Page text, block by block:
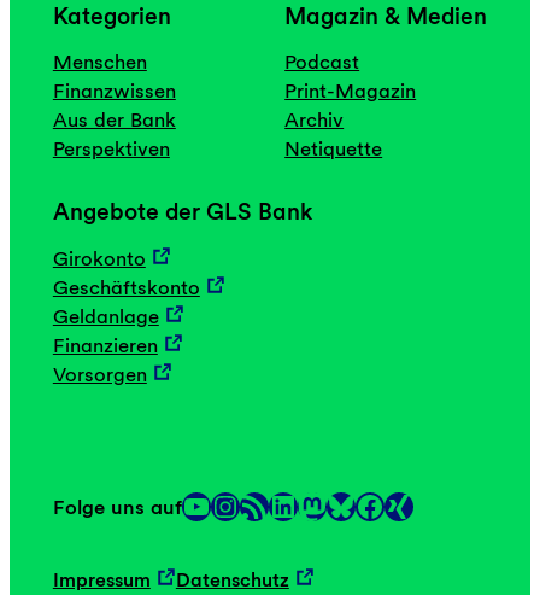
Kategorien
Menschen
Finanzwissen
Aus der Bank
Perspektiven
Magazin & Medien
Podcast
Print-Magazin
Archiv
Netiquette
Angebote der GLS Bank
Girokonto
Geschäftskonto
Geldanlage
Finanzieren
Vorsorgen
Folge uns aufYouTube InstagramRSS-Feed LinkedIn Mastodon Link Facebook Link
Impressum Datenschutz